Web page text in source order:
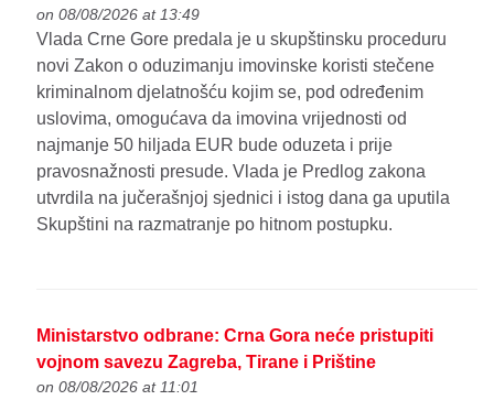
on 08/08/2026 at 13:49
Vlada Crne Gore predala je u skupštinsku proceduru
novi Zakon o oduzimanju imovinske koristi stečene
kriminalnom djelatnošću kojim se, pod određenim
uslovima, omogućava da imovina vrijednosti od
najmanje 50 hiljada EUR bude oduzeta i prije
pravosnažnosti presude. Vlada je Predlog zakona
utvrdila na jučerašnjoj sjednici i istog dana ga uputila
Skupštini na razmatranje po hitnom postupku.
Ministarstvo odbrane: Crna Gora neće pristupiti
vojnom savezu Zagreba, Tirane i Prištine
on 08/08/2026 at 11:01